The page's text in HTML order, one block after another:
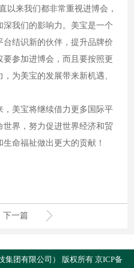
来我们都非常重视进博会，
我们的影响力。美宝是一个
台结识新的伙伴，提升品牌价
参加进博会，而且要按照更
为美宝的发展带来新机遇、
美宝将继续借力更多国际平
界，努力促进世界经济和贸
命福祉做出更大的贡献！
下一篇
集团有限公司） 版权所有 京ICP备